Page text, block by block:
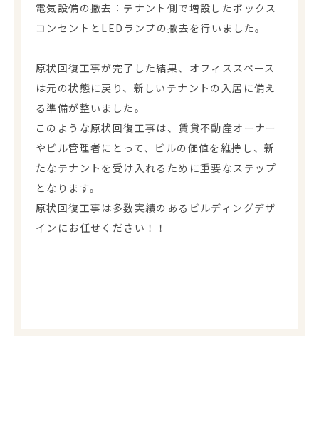
電気設備の撤去：テナント側で増設したボックス
コンセントとLEDランプの撤去を行いました。
原状回復工事が完了した結果、オフィススペース
は元の状態に戻り、新しいテナントの入居に備え
る準備が整いました。
このような原状回復工事は、賃貸不動産オーナー
やビル管理者にとって、ビルの価値を維持し、新
たなテナントを受け入れるために重要なステップ
となります。
原状回復工事は多数実績のあるビルディングデザ
インにお任せください！！